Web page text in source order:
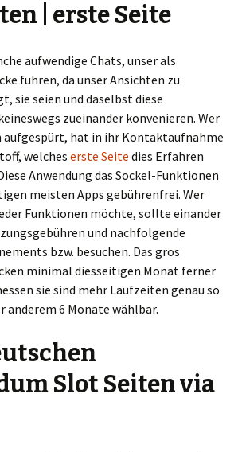
| erste Seite
aufwendige Chats, unser als
führen, da unser Ansichten zu
sie seien und daselbst diese
zueinander konvenieren. Wer
aufgespürt, hat in ihr Kontaktaufnahme
welches erste Seite dies Erfahren
Anwendung das Sockel-Funktionen
meisten Apps gebührenfrei. Wer
Funktionen möchte, sollte einander
und nachfolgende
bzw. besuchen. Das gros
minimal diesseitigen Monat ferner
sie sind mehr Laufzeiten genau so
anderem 6 Monate wählbar.
Slot Seiten via